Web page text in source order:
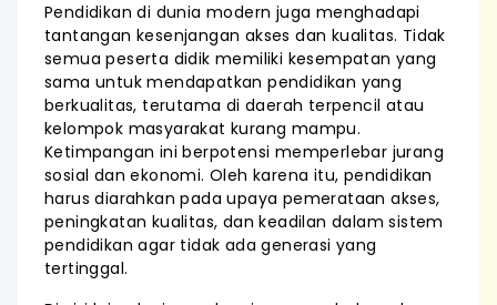
Pendidikan di dunia modern juga menghadapi
tantangan kesenjangan akses dan kualitas. Tidak
semua peserta didik memiliki kesempatan yang
sama untuk mendapatkan pendidikan yang
berkualitas, terutama di daerah terpencil atau
kelompok masyarakat kurang mampu.
Ketimpangan ini berpotensi memperlebar jurang
sosial dan ekonomi. Oleh karena itu, pendidikan
harus diarahkan pada upaya pemerataan akses,
peningkatan kualitas, dan keadilan dalam sistem
pendidikan agar tidak ada generasi yang
tertinggal.